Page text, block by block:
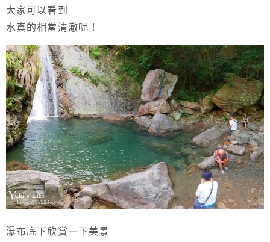
大家可以看到
水真的相當清澈呢！
瀑布底下欣賞一下美景